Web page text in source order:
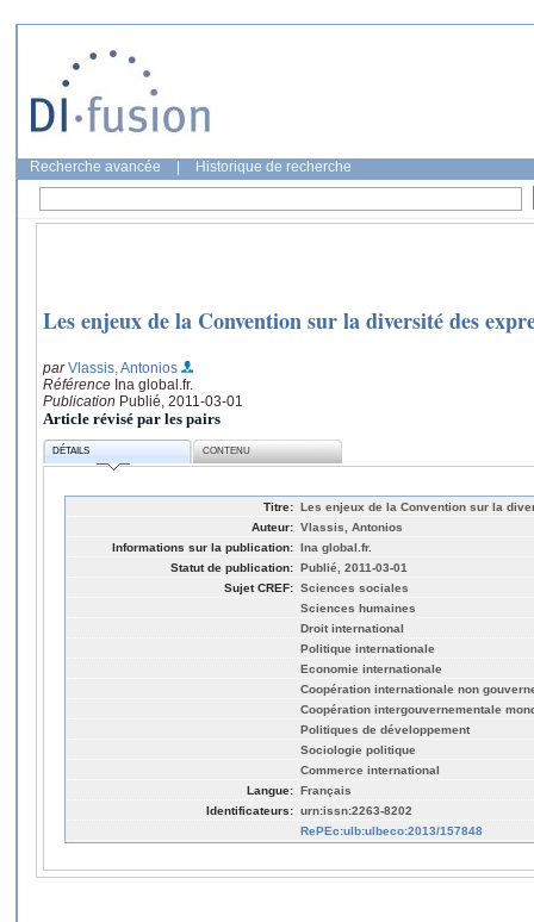
Recherche avancée Historique de recherche
Les enjeux de la Convention sur la diversité des
parVlassis, Antonios
Référence Ina global.fr.
Publication Publié, 2011-03-01
Article révisé par les pairs
DÉTAILS CONTENU
Titre: Les enjeux de la Convention sur la
Auteur: Vlassis, Antonios
Informations sur la publication: Ina global.fr.
Statut de publication: Publié, 2011-03-01
Sujet CREF: Sciences sociales
Sciences humaines
Droit international
Politique internationale
Economie internationale
Coopération internationale non
Coopération intergouvernementale
Politiques de développement
Sociologie politique
Commerce international
Langue: Français
Identificateurs: urn:issn:2263-8202
RePEc:ulb:ulbeco:2013/157848